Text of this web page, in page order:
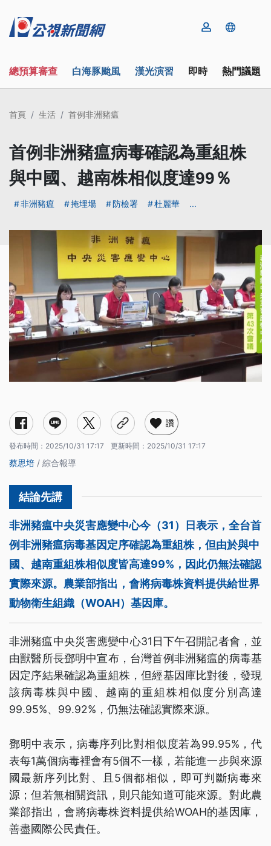
總預算審查 白海豚颱風 漢光演習 即時 熱門議題
首頁 生活 首例非洲豬瘟
首例非洲豬瘟病毒確認為重組株
與中國、越南株相似度達99％
非洲豬瘟 掩埋場 防檢署 杜麗華 ...
讚
發布時間： 2025/10/31 17:17 更新時間： 2025/10/31 17:17
蔡思培 / 綜合報導
非洲豬瘟中央災害應變中心今（31）日表示，全台首
例非洲豬瘟病毒基因定序確認為重組株，但由於與中
國、越南重組株相似度皆高達99%，因此仍無法確認
實際來源。農業部指出，會將病毒株資料提供給世界
動物衛生組織（WOAH）基因庫。
非洲豬瘟中央災害應變中心31日下午召開記者會，並
由獸醫所長鄧明中宣布，台灣首例非洲豬瘟的病毒基
因定序結果確認為重組株，但經基因庫比對後，發現
該病毒株與中國、越南的重組株相似度分別高達
99.95%、99.92%，仍無法確認實際來源。
鄧明中表示，病毒序列比對相似度若為99.95%，代
表每1萬個病毒裡會有5個不一樣，若能進一步與來源
國最新序列比對、且5個都相似，即可判斷病毒來
源；但若無相關資訊，則只能知道可能來源。對此農
業部指出，會將病毒株資料提供給WOAH的基因庫，
善盡國際公民責任。